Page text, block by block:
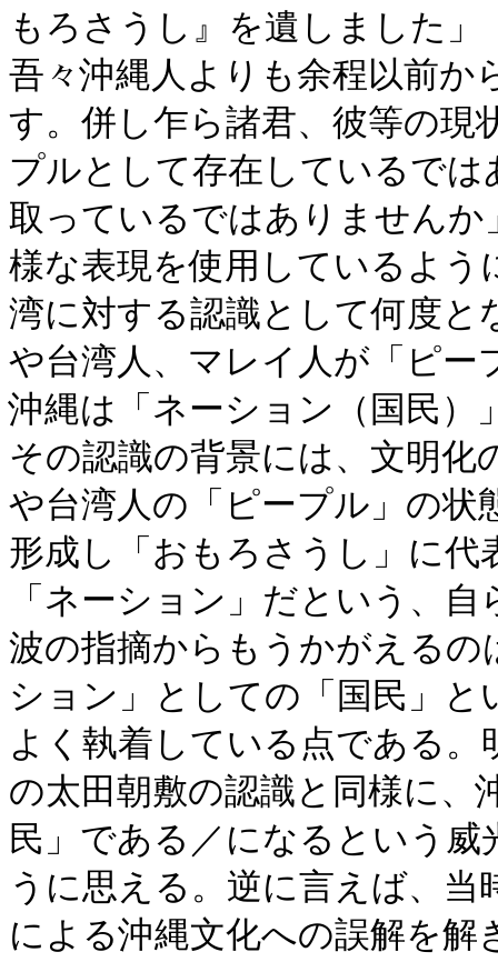
もろさうし』を遺しました
吾々沖縄人よりも余程以前か
す。併し乍ら諸君、彼等の
プルとして存在しているで
取っているではありません
様な表現を使用しているよう
湾に対する認識として何度
や台湾人、マレイ人が「ピー
沖縄は「ネーション（国民）
その認識の背景には、文明化
や台湾人の「ピープル」の状
形成し「おもろさうし」に
「ネーション」だという、
波の指摘からもうかがえるの
ション」としての「国民」
よく執着している点である
の太田朝敷の認識と同様に、
民」である／になるという
うに思える。逆に言えば、
による沖縄文化への誤解を